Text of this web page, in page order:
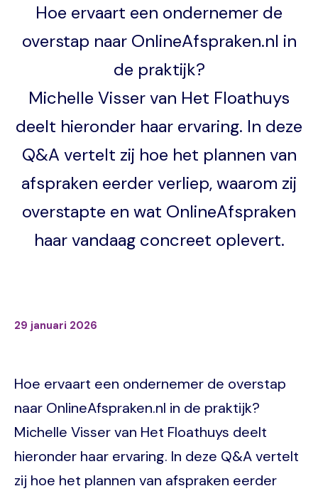
Hoe ervaart een ondernemer de
overstap naar OnlineAfspraken.nl in
de praktijk?
Michelle Visser van Het Floathuys
deelt hieronder haar ervaring. In deze
Q&A vertelt zij hoe het plannen van
afspraken eerder verliep, waarom zij
overstapte en wat OnlineAfspraken
haar vandaag concreet oplevert.
29 januari 2026
Hoe ervaart een ondernemer de overstap
naar OnlineAfspraken.nl in de praktijk?
Michelle Visser van Het Floathuys deelt
hieronder haar ervaring. In deze Q&A vertelt
zij hoe het plannen van afspraken eerder